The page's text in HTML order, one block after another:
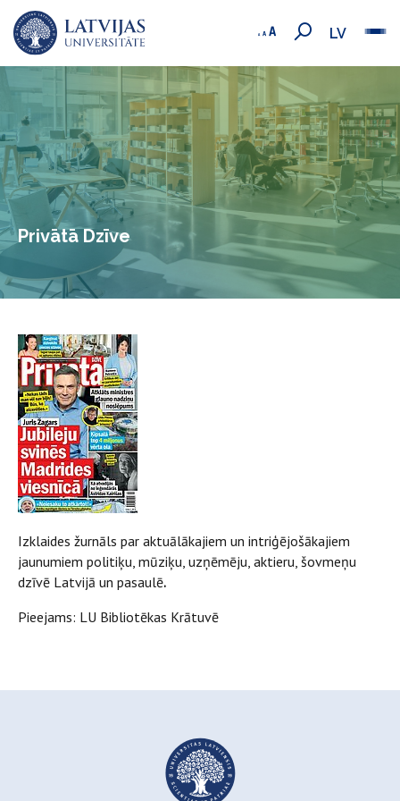
LV
Privātā Dzīve
Izklaides žurnāls par aktuālākajiem un intriģējošākajiem
jaunumiem politiķu, mūziķu, uzņēmēju, aktieru, šovmeņu
dzīvē Latvijā un pasaulē.
Pieejams: LU Bibliotēkas Krātuvē